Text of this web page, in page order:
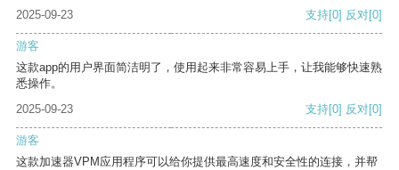
2025-09-23
支持[0] 反对[0]
游客
这款app的用户界面简洁明了，使用起来非常容易上手，让我能够快速熟
悉操作。
2025-09-23
支持[0] 反对[0]
游客
这款加速器VPM应用程序可以给你提供最高速度和安全性的连接，并帮